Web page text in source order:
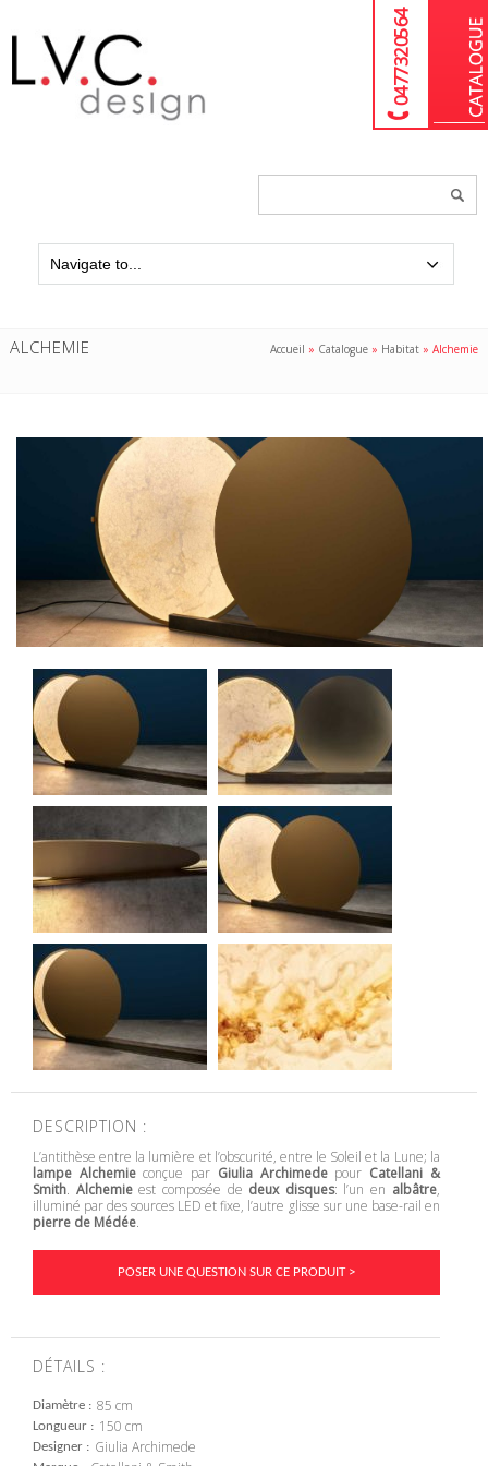
04 77 32 05 64
ALCHEMIE Accueil » Catalogue » Habitat »Alchemie
DESCRIPTION :
L’antithèse entre la lumière et l’obscurité, entre le Soleil et la Lune; la
lampe Alchemieconçue par Giulia Archimedepour Catellani &
Smith. Alchemieest composée de deux disques: l’un en albâtre,
illuminé par des sources LED et fixe, l’autre glisse sur une base-rail en
pierre de Médée.
POSER UNE QUESTION SUR CE PRODUIT >
DÉTAILS :
Diamètre 85 cm
Longueur 150 cm
Designer Giulia Archimede